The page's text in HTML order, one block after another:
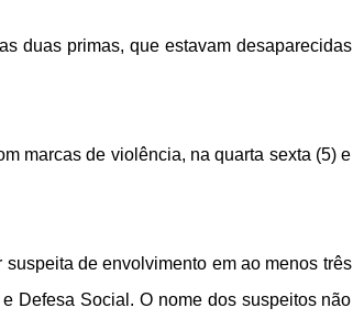
duas primas, que estavam desaparecidas
marcas de violência, na quarta sexta (5) e
de envolvimento em ao menos três
Defesa Social. O nome dos suspeitos não